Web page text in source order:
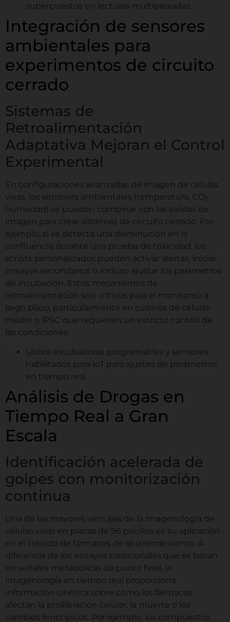
superpuestos en lecturas multiplexadas
Integración de sensores
ambientales para
experimentos de circuito
cerrado
Sistemas de
Retroalimentación
Adaptativa Mejoran el Control
Experimental
En configuraciones avanzadas de imagen de células
vivas, los sensores ambientales (temperatura, CO2
humedad) se pueden combinar con las salidas de
imagen para crear sistemas de circuito cerrado. Por
ejemplo, si se detecta una disminución en la
confluencia durante una prueba de toxicidad, los
scripts personalizados pueden activar alertas, iniciar
ensayos secundarios o incluso ajustar los parámetros
de incubación. Estos mecanismos de
retroalimentación son críticos para el monitoreo a
largo plazo, particularmente en cultivos de células
madre o iPSC que requieren un estricto control de
las condiciones.
Utilice incubadoras programables y sensores
habilitados para IoT para ajustes de parámetros
en tiempo real
Análisis de Drogas en
Tiempo Real a Gran
Escala
Identificación acelerada de
golpes con monitorización
continua
Una de las mayores ventajas de la imagenología de
células vivas en placas de 96 pocillos es su aplicación
en el cribado de fármacos de alto rendimiento. A
diferencia de los ensayos tradicionales que se basan
en señales metabólicas de punto final, la
imagenología en tiempo real proporciona
información cinética sobre cómo los fármacos
afectan la proliferación celular, la muerte o los
cambios fenotípicos. Por ejemplo, los compuestos